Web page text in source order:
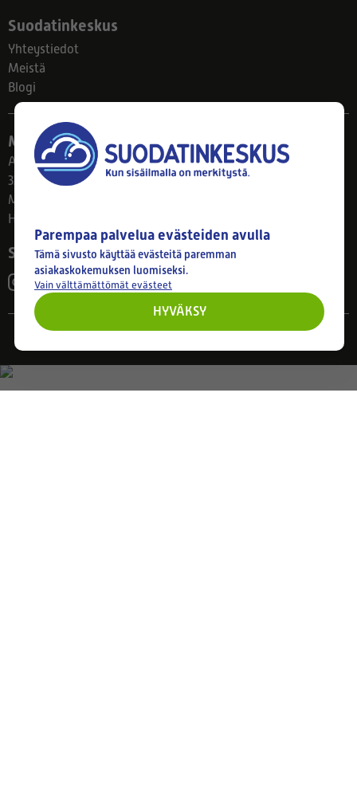
Suodatinkeskus
Yhteystiedot
Meistä
Blogi
Myymälä
Ahlmanintie 61
33800 Tampere
Ma–Pe 8–17
Huom! Myymälän poikkeusaukiolot: 27.7.-21.8. klo 8-16
Seuraa meitä
Parempaa palvelua evästeiden avulla
Tämä sivusto käyttää evästeitä paremman
asiakaskokemuksen luomiseksi.
Vain välttämättömät evästeet
HYVÄKSY